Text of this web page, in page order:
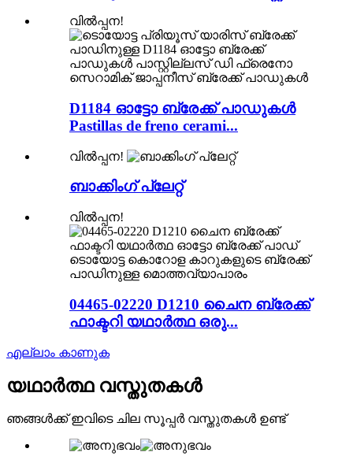
വിൽപ്പന!
D1184 ഓട്ടോ ബ്രേക്ക് പാഡുകൾ
Pastillas de freno cerami...
വിൽപ്പന!
ബാക്കിംഗ് പ്ലേറ്റ്
വിൽപ്പന!
04465-02220 D1210 ചൈന ബ്രേക്ക്
ഫാക്ടറി യഥാർത്ഥ ഒരു...
എല്ലാം കാണുക
യഥാർത്ഥ വസ്തുതകൾ
ഞങ്ങൾക്ക് ഇവിടെ ചില സൂപ്പർ വസ്തുതകൾ ഉണ്ട്